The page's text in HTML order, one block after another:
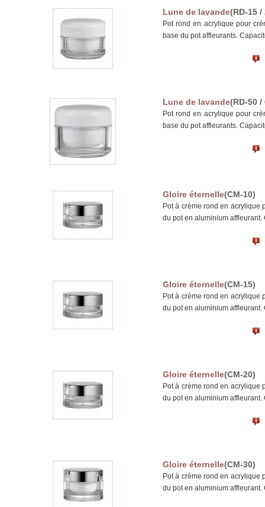
Lune de lavande(RD-15 /
Pot rond en acrylique pour
base du pot affleurants.
Lune de lavande(RD-50 /
Pot rond en acrylique pour
base du pot affleurants.
Gloire éternelle(CM-10)
Pot à crème rond en acrylique
du pot en aluminium affleurant.
Gloire éternelle(CM-15)
Pot à crème rond en acrylique
du pot en aluminium affleurant.
Gloire éternelle(CM-20)
Pot à crème rond en acrylique
du pot en aluminium affleurant.
Gloire éternelle(CM-30)
Pot à crème rond en acrylique
du pot en aluminium affleurant.